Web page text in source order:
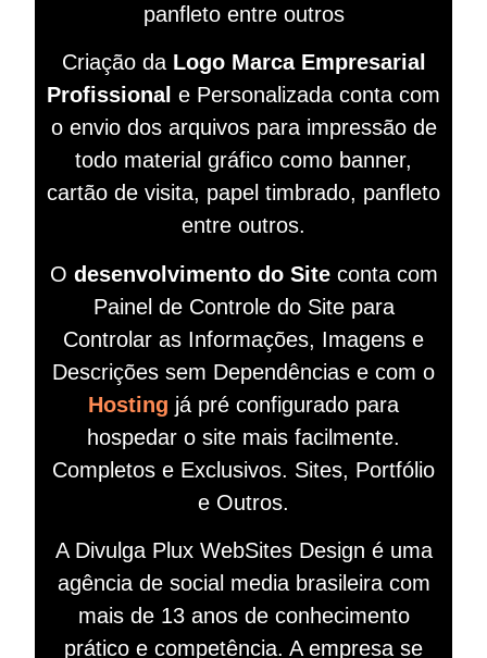
panfleto entre outros
Criação da Logo Marca Empresarial
Profissional e Personalizada conta com
o envio dos arquivos para impressão de
todo material gráfico como banner,
cartão de visita, papel timbrado, panfleto
entre outros.
O desenvolvimento do Siteconta com
Painel de Controle do Site para
Controlar as Informações, Imagens e
Descrições sem Dependências e com o
Hosting já pré configurado para
hospedar o site mais facilmente.
Completos e Exclusivos. Sites, Portfólio
e Outros.
A Divulga Plux WebSites Design é uma
agência de social media brasileira com
mais de 13 anos de conhecimento
prático e competência. A empresa se